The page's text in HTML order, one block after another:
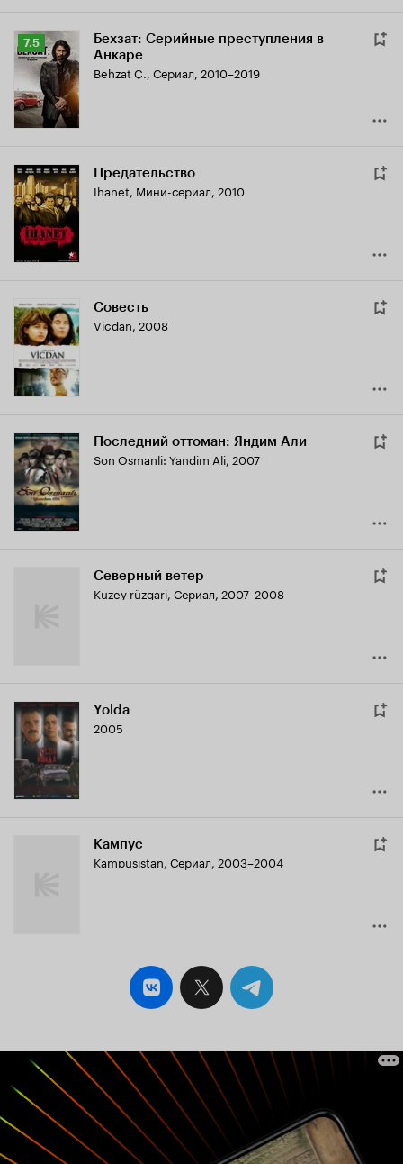
Рейтинг
Кинопоиска
7.5
7.5
Бехзат: Серийные преступления в
Анкаре
Behzat Ç., Сериал, 2010–2019
Предательство
Ihanet, Мини-сериал, 2010
Совесть
Vicdan, 2008
Последний оттоман: Яндим Али
Son Osmanli: Yandim Ali, 2007
Северный ветер
Kuzey rüzgari, Сериал, 2007–2008
Yolda
2005
Кампус
Kampüsistan, Сериал, 2003–2004